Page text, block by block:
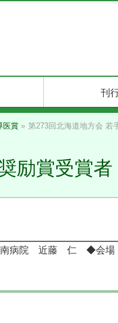
刊
医賞 » 第273回北海道地方会 若
励賞受賞者
南病院 近藤 仁 ◆会場